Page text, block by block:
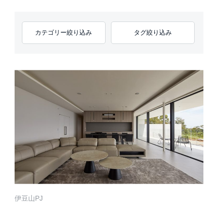
カテゴリー絞り込み タグ絞り込み
伊豆山PJ